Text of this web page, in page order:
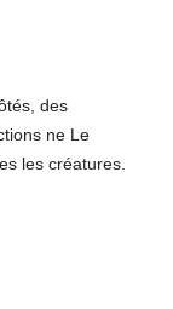
des
ne Le
les créatures.